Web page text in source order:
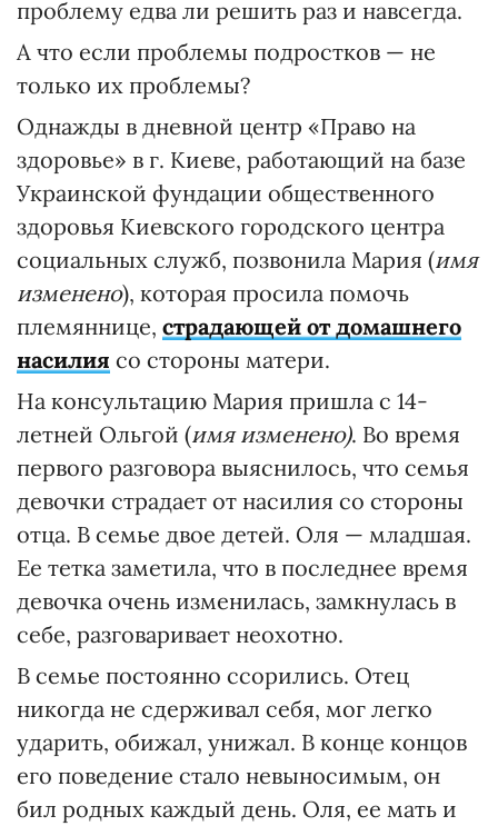
проблему едва ли решить раз и навсегда.
А что если проблемы подростков — не
только их проблемы?
Однажды в дневной центр «Право на
здоровье» в г. Киеве, работающий на базе
Украинской фундации общественного
здоровья Киевского городского центра
социальных служб, позвонила Мария (имя
изменено), которая просила помочь
племяннице, страдающей от домашнего
насилия со стороны матери.
На консультацию Мария пришла с 14-
летней Ольгой (имя изменено). Во время
первого разговора выяснилось, что семья
девочки страдает от насилия со стороны
отца. В семье двое детей. Оля — младшая.
Ее тетка заметила, что в последнее время
девочка очень изменилась, замкнулась в
себе, разговаривает неохотно.
В семье постоянно ссорились. Отец
никогда не сдерживал себя, мог легко
ударить, обижал, унижал. В конце концов
его поведение стало невыносимым, он
бил родных каждый день. Оля, ее мать и